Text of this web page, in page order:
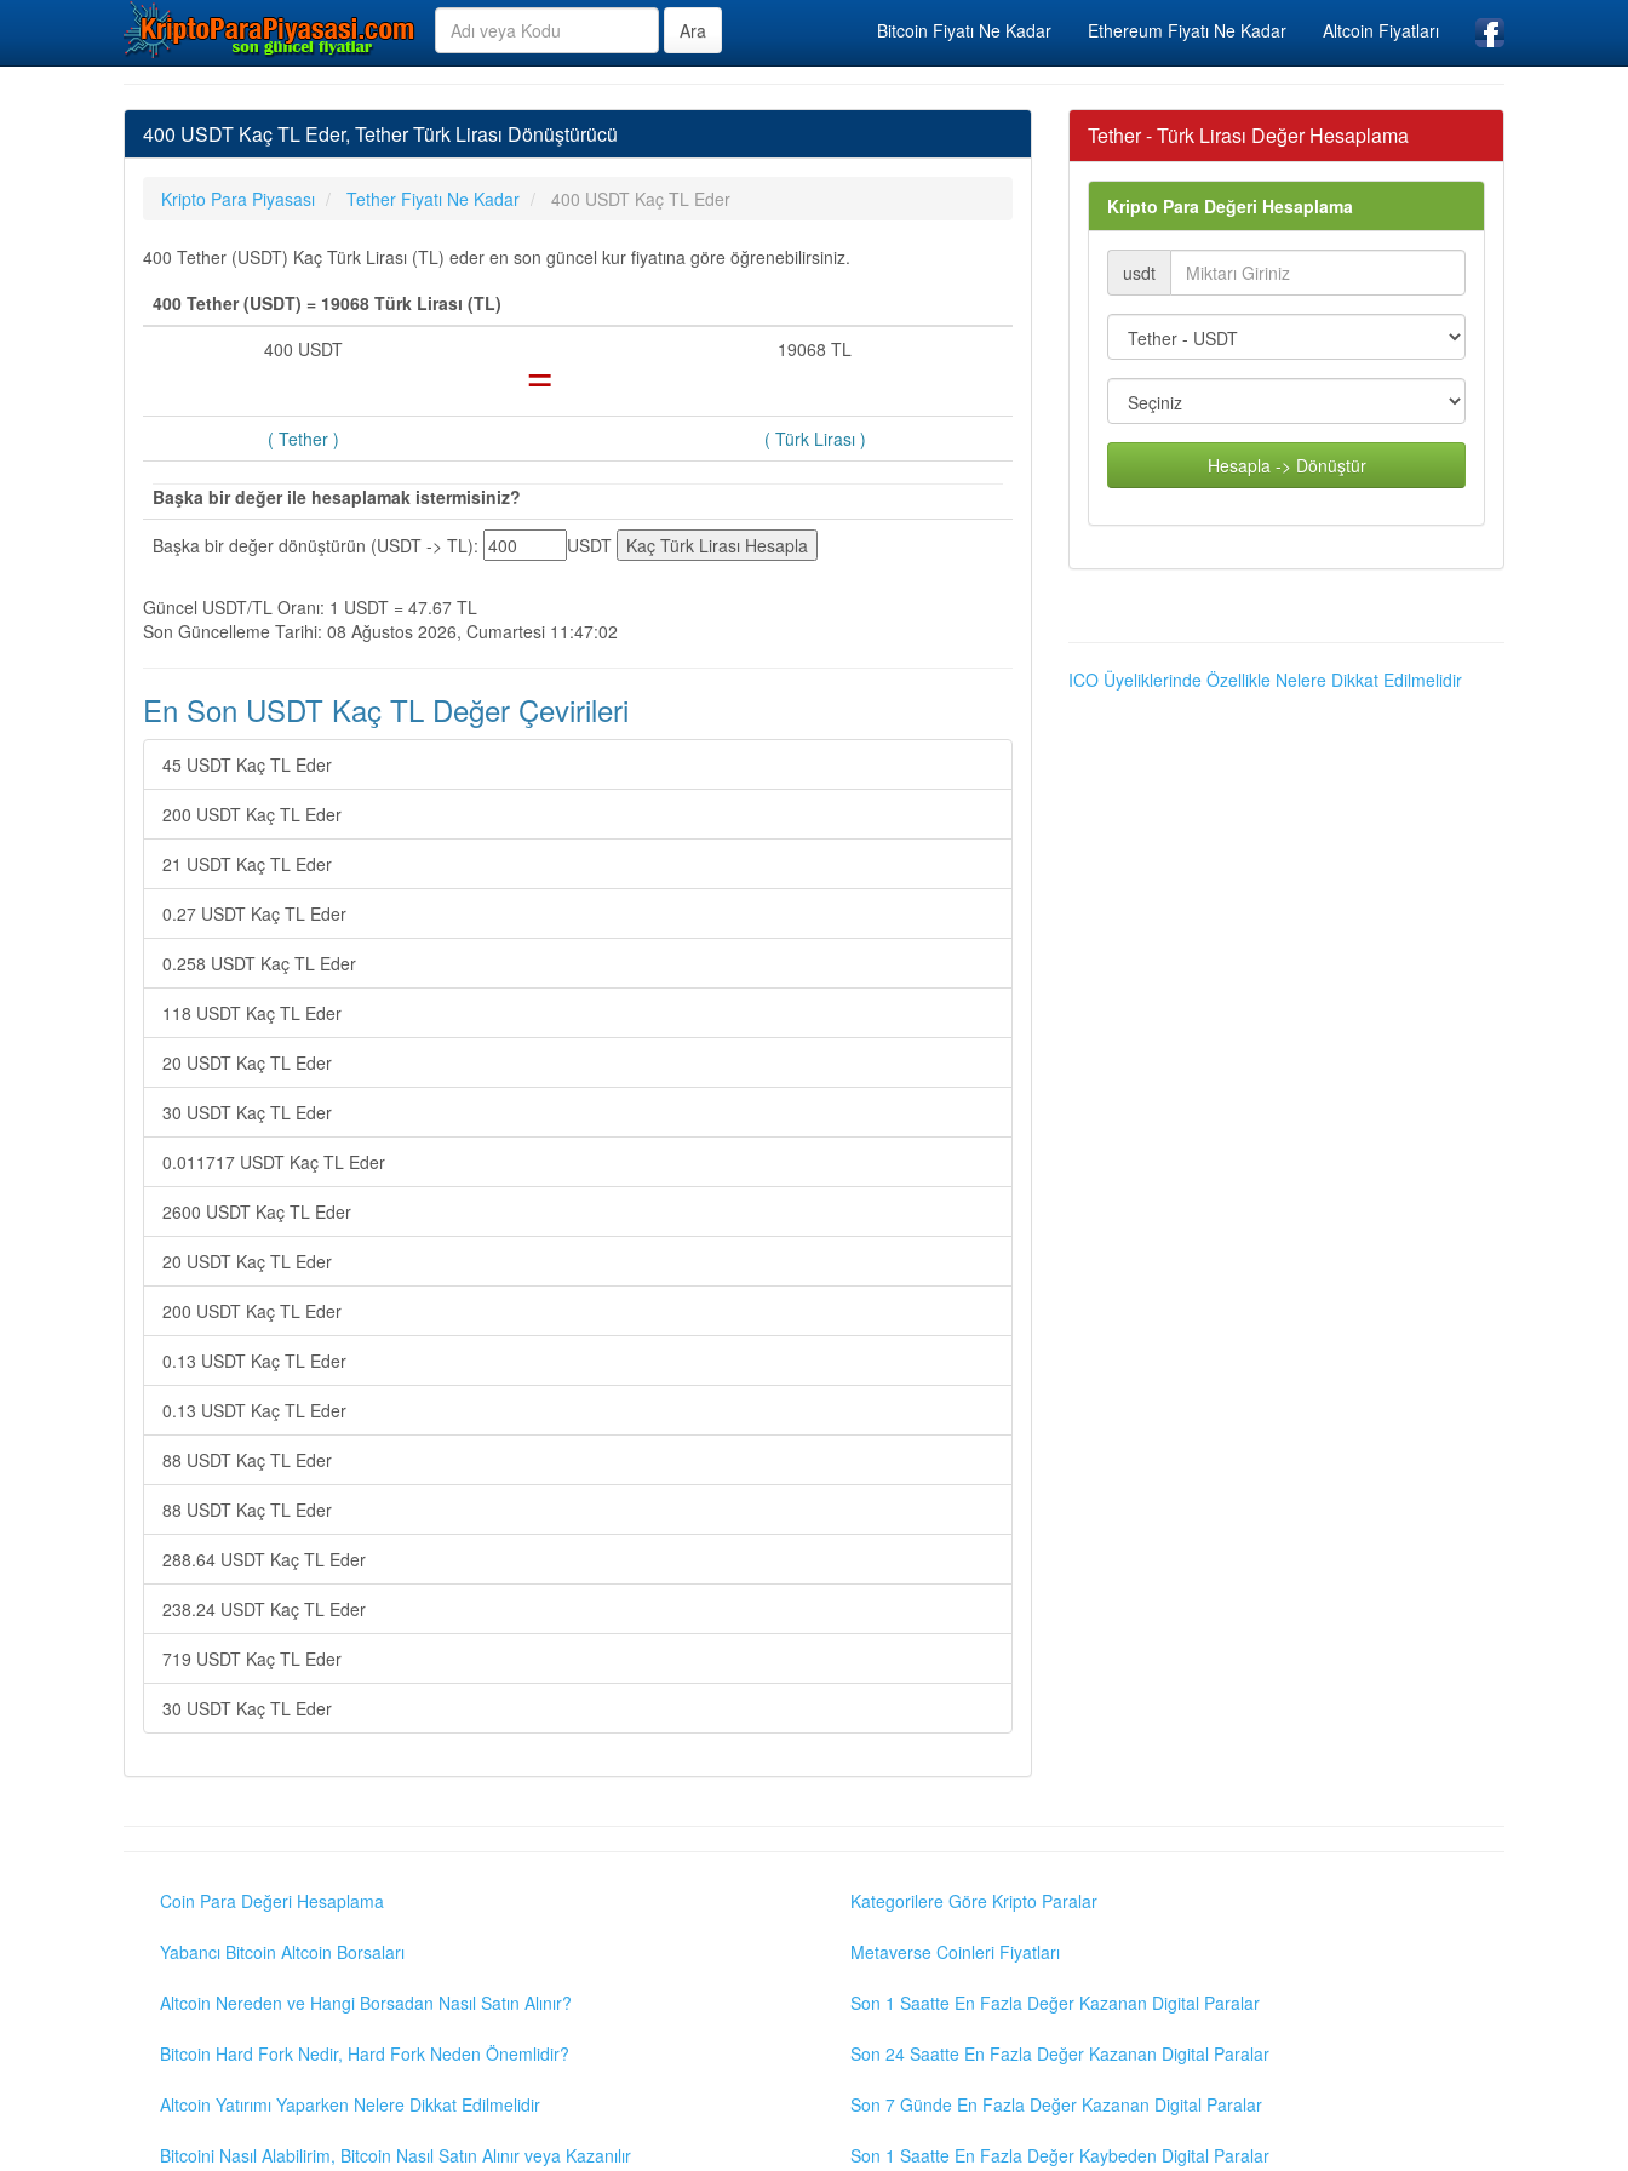
Bitcoin Fiyatı Ne Kadar Ethereum Fiyatı Ne Kadar Altcoin Fiyatları
400 USDT Kaç TL Eder, Tether Türk Lirası Dönüştürücü
Kripto Para Piyasası Tether Fiyatı Ne Kadar 400 USDT Kaç TL Eder
400 Tether (USDT) Kaç Türk Lirası (TL) eder en son güncel kur fiyatına göre öğrenebilirsiniz.
400 Tether (USDT) = 19068 Türk Lirası (TL)
400 USDT
= 19068 TL
( Tether ) ( Türk Lirası )
Başka bir değer ile hesaplamak istermisiniz?
Başka bir değer dönüştürün (USDT -> TL):
USDT
Güncel USDT/TL Oranı: 1 USDT = 47.67 TL
Son Güncelleme Tarihi: 08 Ağustos 2026, Cumartesi 11:47:02
En Son USDT Kaç TL Değer Çevirileri
45 USDT Kaç TL Eder
200 USDT Kaç TL Eder
21 USDT Kaç TL Eder
0.27 USDT Kaç TL Eder
0.258 USDT Kaç TL Eder
118 USDT Kaç TL Eder
20 USDT Kaç TL Eder
30 USDT Kaç TL Eder
0.011717 USDT Kaç TL Eder
2600 USDT Kaç TL Eder
20 USDT Kaç TL Eder
200 USDT Kaç TL Eder
0.13 USDT Kaç TL Eder
0.13 USDT Kaç TL Eder
88 USDT Kaç TL Eder
88 USDT Kaç TL Eder
288.64 USDT Kaç TL Eder
238.24 USDT Kaç TL Eder
719 USDT Kaç TL Eder
30 USDT Kaç TL Eder
Tether - Türk Lirası Değer Hesaplama
Kripto Para Değeri Hesaplama
usdt
Hesapla -> Dönüştür
ICO Üyeliklerinde Özellikle Nelere Dikkat Edilmelidir
Coin Para Değeri Hesaplama
Yabancı Bitcoin Altcoin Borsaları
Altcoin Nereden ve Hangi Borsadan Nasıl Satın Alınır?
Bitcoin Hard Fork Nedir, Hard Fork Neden Önemlidir?
Altcoin Yatırımı Yaparken Nelere Dikkat Edilmelidir
Bitcoini Nasıl Alabilirim, Bitcoin Nasıl Satın Alınır veya Kazanılır
Kategorilere Göre Kripto Paralar
Metaverse Coinleri Fiyatları
Son 1 Saatte En Fazla Değer Kazanan Digital Paralar
Son 24 Saatte En Fazla Değer Kazanan Digital Paralar
Son 7 Günde En Fazla Değer Kazanan Digital Paralar
Son 1 Saatte En Fazla Değer Kaybeden Digital Paralar